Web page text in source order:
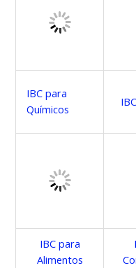
IBC para
Químicos
IBC para
Alimentos